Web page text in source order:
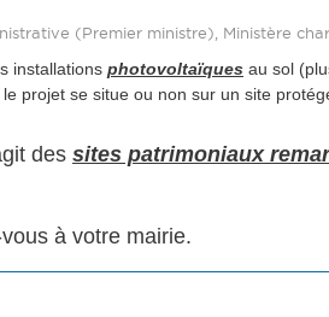
(Premier ministre), Ministère
installations photovoltaïques au sol
se situe ou non sur un site
des sites patrimoniaux
à votre mairie.